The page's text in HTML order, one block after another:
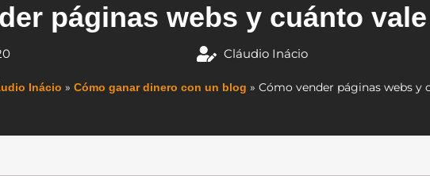
páginas webs y cuánto
Cláudio Inácio
Inácio » Cómo ganar dinero con un blog » Cómo vender páginas webs y